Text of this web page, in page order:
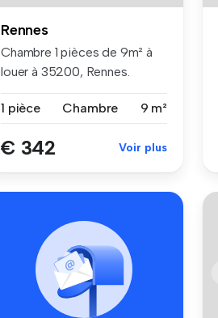
Rennes
Chambre 1 pièces de 9m² à
louer à 35200, Rennes.
1 pièce Chambre 9 m²
€ 342 Voir plus